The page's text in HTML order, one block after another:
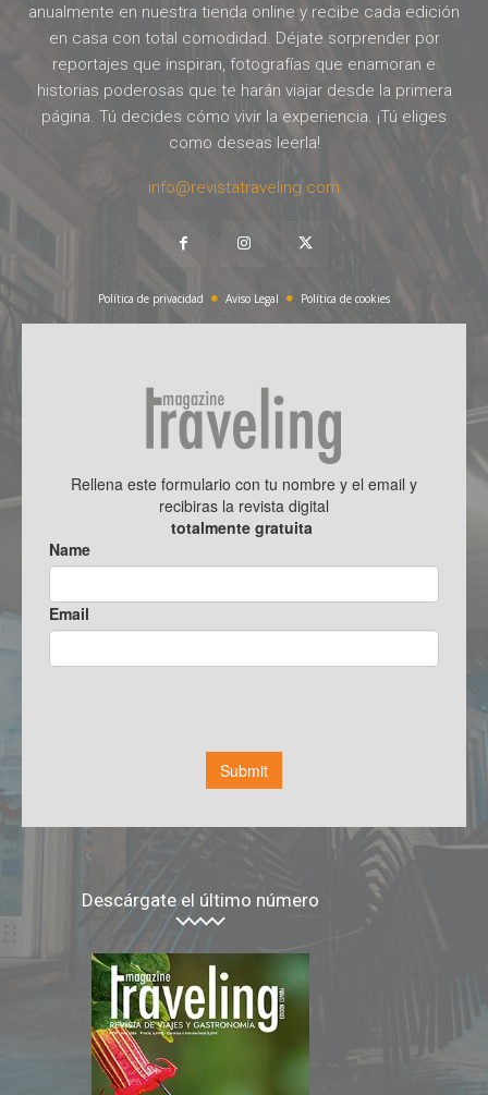
anualmente en nuestra tienda online y recibe cada edición
en casa con total comodidad. Déjate sorprender por
reportajes que inspiran, fotografías que enamoran e
historias poderosas que te harán viajar desde la primera
página. Tú decides cómo vivir la experiencia. ¡Tú eliges
como deseas leerla!
info@revistatraveling.com
Política de privacidad Aviso Legal Política de cookies
Descárgate el último número